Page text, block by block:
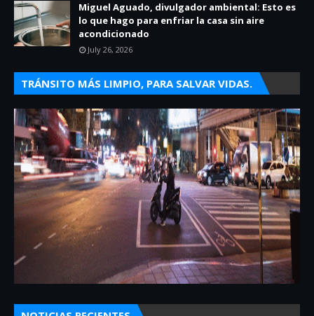
Miguel Aguado, divulgador ambiental: Esto es
lo que hago para enfriar la casa sin aire
acondicionado
July 26, 2026
TRÁNSITO MÁS LIMPIO, PARA SALVAR VIDAS.